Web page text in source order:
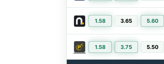
1.58 3.65 5.60
1.58 3.75 5.50